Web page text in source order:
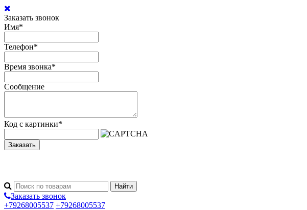
Заказать звонок
Имя*
Телефон*
Время звонка*
Сообщение
Код с картинки*
Заказать
Заказать звонок
+79268005537 +79268005537